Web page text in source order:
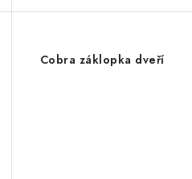
Cobra záklopka dveří